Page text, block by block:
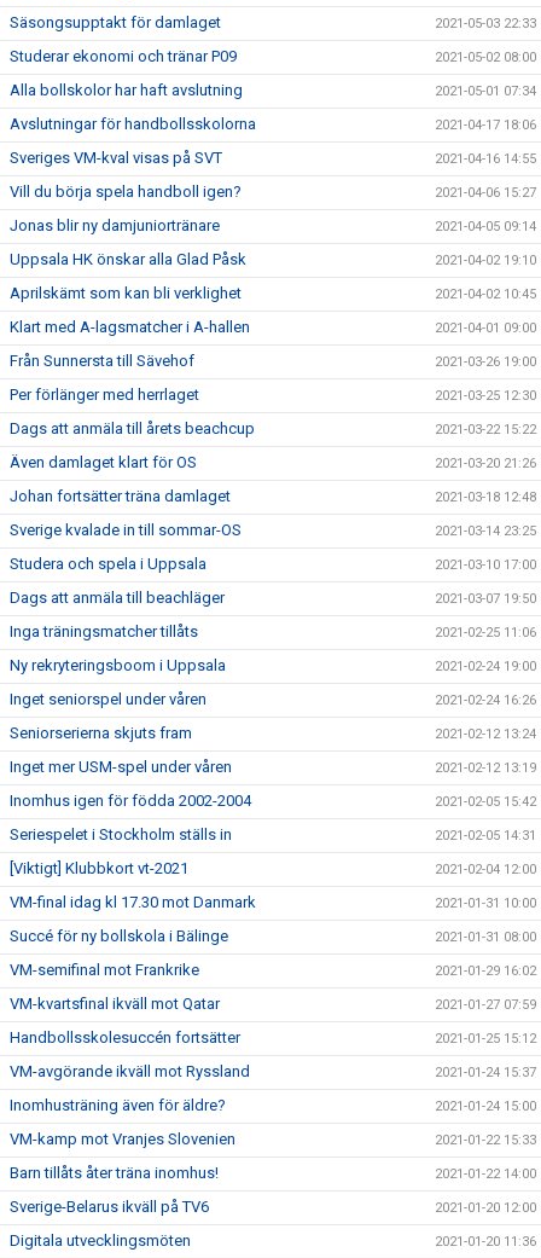
Säsongsupptakt för damlaget 2021-05-03 22:33
Studerar ekonomi och tränar P09 2021-05-02 08:00
Alla bollskolor har haft avslutning 2021-05-01 07:34
Avslutningar för handbollsskolorna 2021-04-17 18:06
Sveriges VM-kval visas på SVT 2021-04-16 14:55
Vill du börja spela handboll igen? 2021-04-06 15:27
Jonas blir ny damjuniortränare 2021-04-05 09:14
Uppsala HK önskar alla Glad Påsk 2021-04-02 19:10
Aprilskämt som kan bli verklighet 2021-04-02 10:45
Klart med A-lagsmatcher i A-hallen 2021-04-01 09:00
Från Sunnersta till Sävehof 2021-03-26 19:00
Per förlänger med herrlaget 2021-03-25 12:30
Dags att anmäla till årets beachcup 2021-03-22 15:22
Även damlaget klart för OS 2021-03-20 21:26
Johan fortsätter träna damlaget 2021-03-18 12:48
Sverige kvalade in till sommar-OS 2021-03-14 23:25
Studera och spela i Uppsala 2021-03-10 17:00
Dags att anmäla till beachläger 2021-03-07 19:50
Inga träningsmatcher tillåts 2021-02-25 11:06
Ny rekryteringsboom i Uppsala 2021-02-24 19:00
Inget seniorspel under våren 2021-02-24 16:26
Seniorserierna skjuts fram 2021-02-12 13:24
Inget mer USM-spel under våren 2021-02-12 13:19
Inomhus igen för födda 2002-2004 2021-02-05 15:42
Seriespelet i Stockholm ställs in 2021-02-05 14:31
[Viktigt] Klubbkort vt-2021 2021-02-04 12:00
VM-final idag kl 17.30 mot Danmark 2021-01-31 10:00
Succé för ny bollskola i Bälinge 2021-01-31 08:00
VM-semifinal mot Frankrike 2021-01-29 16:02
VM-kvartsfinal ikväll mot Qatar 2021-01-27 07:59
Handbollsskolesuccén fortsätter 2021-01-25 15:12
VM-avgörande ikväll mot Ryssland 2021-01-24 15:37
Inomhusträning även för äldre? 2021-01-24 15:00
VM-kamp mot Vranjes Slovenien 2021-01-22 15:33
Barn tillåts åter träna inomhus! 2021-01-22 14:00
Sverige-Belarus ikväll på TV6 2021-01-20 12:00
Digitala utvecklingsmöten 2021-01-20 11:36